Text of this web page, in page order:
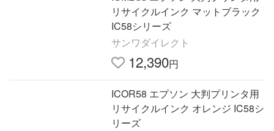
リサイクルインク マットブラック
IC58シリーズ
サンワダイレクト
12,390円
ICOR58 エプソン 大判プリンタ用
リサイクルインク オレンジ IC58シ
リーズ